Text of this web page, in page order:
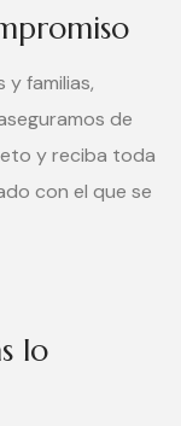
y familias,
de
y reciba toda
con el que se
lo